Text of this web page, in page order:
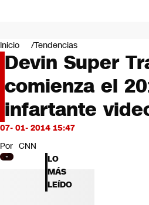
Negocios
Deportes
Programas completos
Cultura
Servicios
Bits
CNN tiempo
Futuro 360
Opinión
Inicio Tendencias
Devin Super
comienza el
infartante
07- 01- 2014 15:47
Por CNN
LO
MÁS
LEÍDO